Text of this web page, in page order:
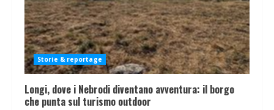
Storie & reportage
Longi, dove i Nebrodi diventano avventura: il borgo
che punta sul turismo outdoor